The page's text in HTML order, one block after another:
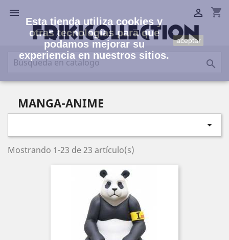
 shopping_cart


MANGA-ANIME

Mostrando 1-23 de 23 artículo(s)
Esta tienda utiliza cookies y
otras tecnologías para que
podamos mejorar su
experiencia en nuestros sitios.
aceptar